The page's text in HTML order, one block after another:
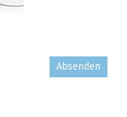
Absenden